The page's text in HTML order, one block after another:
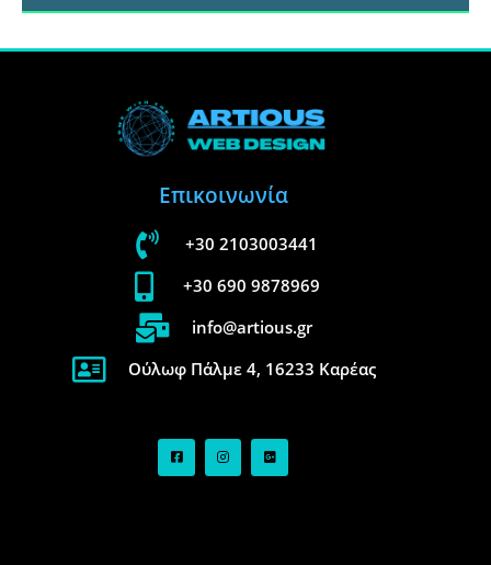
Επικοινωνία
+30 2103003441
+30 690 9878969
info@artious.gr
Ούλωφ Πάλμε 4, 16233 Καρέας